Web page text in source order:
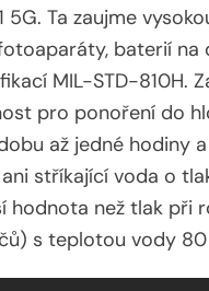
5G. Ta zaujme
baterií na
MIL-STD-810H.
pro ponoření do
až jedné hodiny
stříkající voda o
hodnota než tlak při
s teplotou vody 80